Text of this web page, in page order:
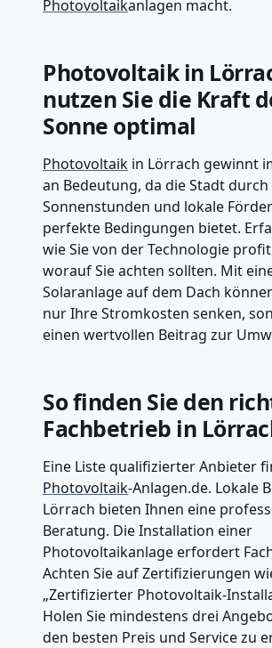
Photovoltaikanlagen macht.
Photovoltaik in
nutzen Sie die Kraft
Sonne optimal
Photovoltaik in Lörrach gewinnt
an Bedeutung, da die Stadt
Sonnenstunden und lokale
perfekte Bedingungen bietet.
wie Sie von der Technologie
worauf Sie achten sollten. Mit
Solaranlage auf dem Dach
nur Ihre Stromkosten senken,
einen wertvollen Beitrag zur
So finden Sie den
Fachbetrieb in
Eine Liste qualifizierter Anbieter
Photovoltaik-Anlagen.de. Lokale
Lörrach bieten Ihnen eine
Beratung. Die Installation einer
Photovoltaikanlage erfordert
Achten Sie auf Zertifizierungen
„Zertifizierter Photovoltaik-
Holen Sie mindestens drei
den besten Preis und Service zu